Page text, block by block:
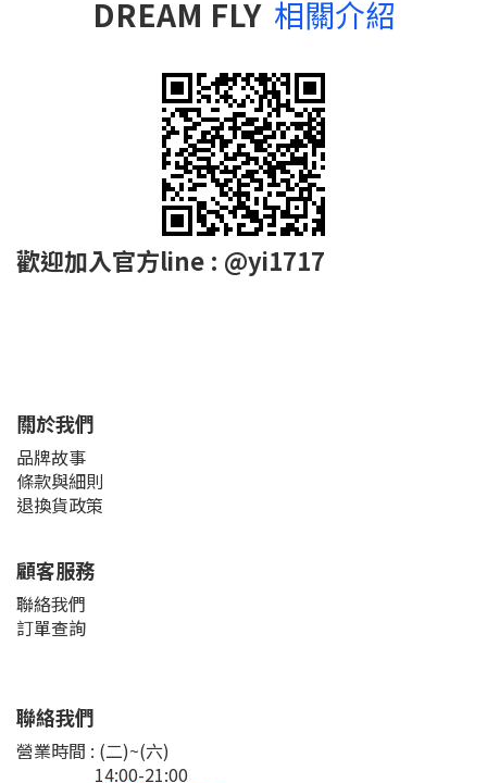
DREAM FLY 相關介紹
歡迎加入官方line : @yi1717
關於我們
品牌故事
條款與細則
退換貨政策
顧客服務
聯絡我們
訂單查詢
聯絡我們
營業時間 : (二)~(六)
14:00-21:00